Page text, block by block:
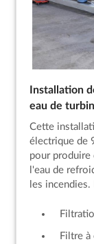
Installation
eau de
Cette
électrique de
pour produire
l'eau de
les
Filtre à